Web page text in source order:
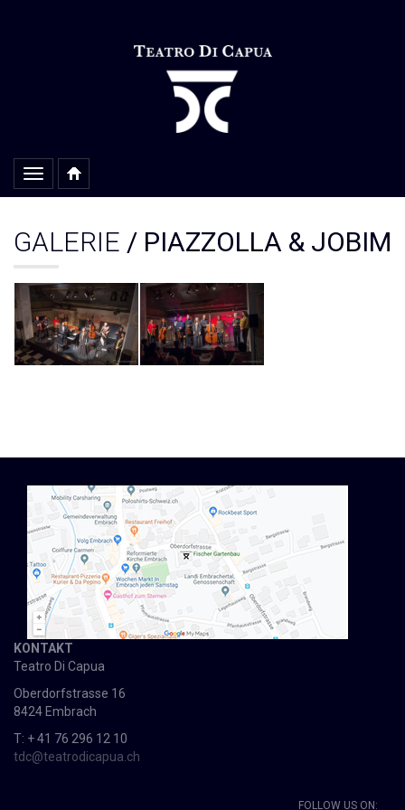
Alterar
navegação
GALERIE / PIAZZOLLA & JOBIM
KONTAKT
Teatro Di Capua
Oberdorfstrasse 16
8424 Embrach
T: + 41 76 296 12 10
tdc@teatrodicapua.ch
FOLLOW US ON: